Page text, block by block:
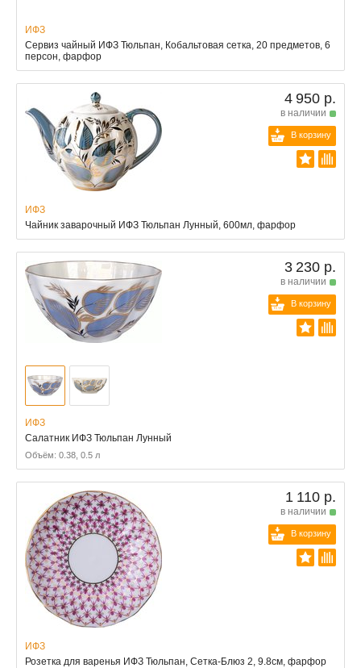
ИФЗ
Сервиз чайный ИФЗ Тюльпан, Кобальтовая сетка, 20 предметов, 6
персон, фарфор
4 950 р.
в наличии
В корзину
ИФЗ
Чайник заварочный ИФЗ Тюльпан Лунный, 600мл, фарфор
3 230 р.
в наличии
В корзину
ИФЗ
Салатник ИФЗ Тюльпан Лунный
Объём: 0.38, 0.5 л
1 110 р.
в наличии
В корзину
ИФЗ
Розетка для варенья ИФЗ Тюльпан, Сетка-Блюз 2, 9.8см, фарфор